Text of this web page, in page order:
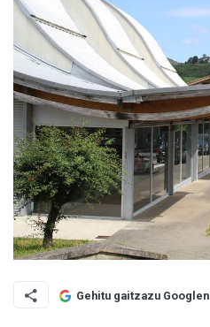
Gehitu gaitzazu Googlen